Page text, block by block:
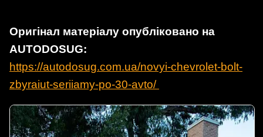
Оригінал матеріалу опубліковано на
AUTODOSUG:
https://autodosug.com.ua/novyi-chevrolet-bolt-
zbyraiut-seriiamy-po-30-avto/